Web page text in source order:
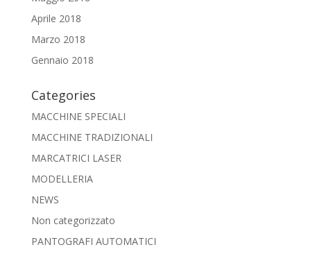
Aprile 2018
Marzo 2018
Gennaio 2018
Categories
MACCHINE SPECIALI
MACCHINE TRADIZIONALI
MARCATRICI LASER
MODELLERIA
NEWS
Non categorizzato
PANTOGRAFI AUTOMATICI